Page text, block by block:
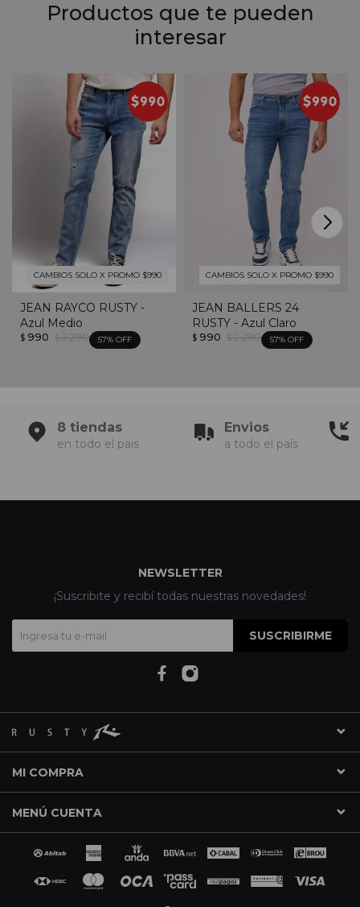
Productos que te pueden
interesar
CAMBIOS SOLO X PROMO $990
JEAN RAYCO RUSTY -
Azul Medio
$ 990 $ 2.290 57
CAMBIOS SOLO X PROMO $990
JEAN BALLERS 24
RUSTY - Azul Claro
$ 990 $ 2.290 57
8 tiendas
en todo el pais
Envios
a todo el país
MI COMPRA
MENÚ CUENTA
NEWSLETTER
¡Suscribite y recibí todas nuestras novedades!
SUSCRIBIRME